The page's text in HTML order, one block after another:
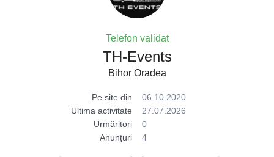
Telefon validat
TH-Events
Bihor Oradea
Pe site din
06.10.2020
Ultima activitate
27.07.2026
Urmăritori
0
Anunțuri
4